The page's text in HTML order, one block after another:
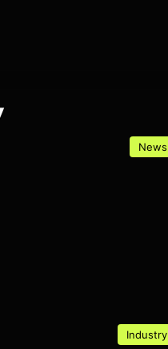
News
Industry